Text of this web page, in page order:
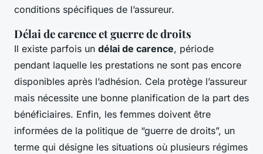
conditions spécifiques de l’assureur.
Délai de carence et guerre de droits
Il existe parfois un délai de carence, période
pendant laquelle les prestations ne sont pas encore
disponibles après l’adhésion. Cela protège l’assureur
mais nécessite une bonne planification de la part des
bénéficiaires. Enfin, les femmes doivent être
informées de la politique de “guerre de droits”, un
terme qui désigne les situations où plusieurs régimes